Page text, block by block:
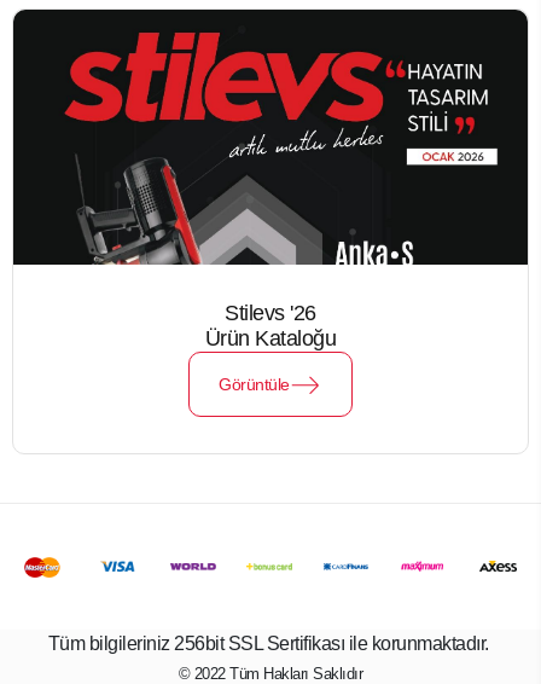
Stilevs '26
Ürün Kataloğu
Görüntüle
Tüm bilgileriniz 256bit SSL Sertifikası ile korunmaktadır.
© 2022Tüm Hakları Saklıdır